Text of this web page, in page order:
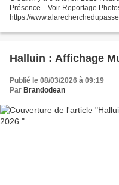
Présence... Voir Reportage
https://
catid=3&Itemid=128&lang=fr Voir
Halluin : Affichage
Publié le 08/03/2026 à 09:19
Par Brandodean